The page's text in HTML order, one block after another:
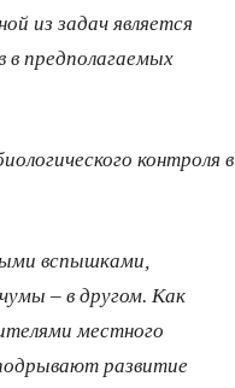
из задач является
в предполагаемых
контроля в
вспышками,
– в другом. Как
местного
развитие